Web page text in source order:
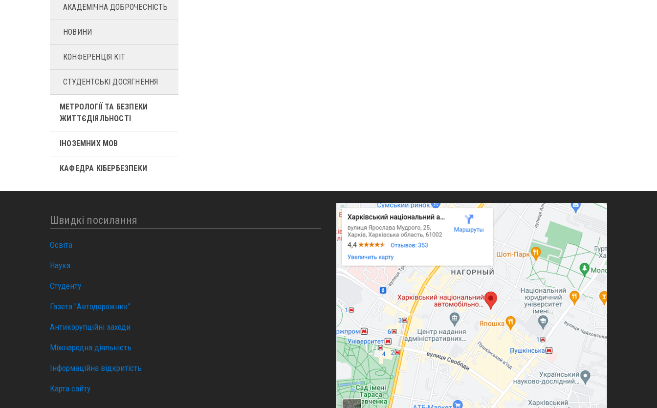
АКАДЕМІЧНА ДОБРОЧЕСНІСТЬ
НОВИНИ
КОНФЕРЕНЦІЯ КІТ
СТУДЕНТСЬКІ ДОСЯГНЕННЯ
МЕТРОЛОГІЇ ТА БЕЗПЕКИ
ЖИТТЄДІЯЛЬНОСТІ
ІНОЗЕМНИХ МОВ
КАФЕДРА КІБЕРБЕЗПЕКИ
Швидкі посилання
Освіта
Наука
Студенту
Газета "Автодорожник"
Антикорупційні заходи
Міжнародна діяльність
Інформаційна відкритість
Карта сайту